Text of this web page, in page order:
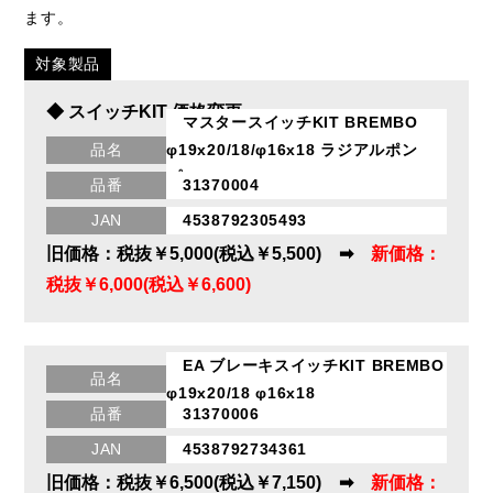
ます。
対象製品
◆ スイッチKIT 価格変更
品名
マスタースイッチKIT BREMBO
φ19x20/18/φ16x18 ラジアルポン
プ
品番
31370004
JAN
4538792305493
旧価格：税抜￥5,000(税込￥5,500) ➡ 新価格：
税抜￥6,000(税込￥6,600)
品名
EA ブレーキスイッチKIT BREMBO
φ19x20/18 φ16x18
品番
31370006
JAN
4538792734361
旧価格：税抜￥6,500(税込￥7,150) ➡ 新価格：